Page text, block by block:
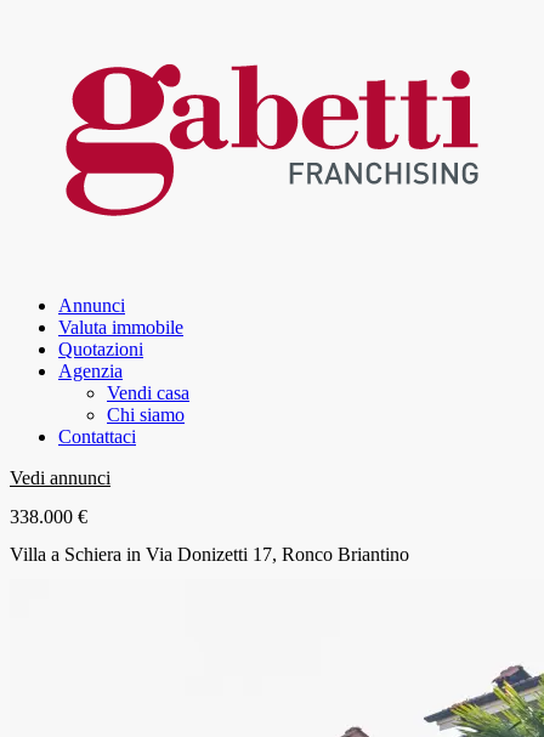
Annunci
Valuta immobile
Quotazioni
Agenzia
Vendi casa
Chi siamo
Contattaci
Vedi annunci
338.000 €
Villa a Schiera in Via Donizetti 17, Ronco Briantino